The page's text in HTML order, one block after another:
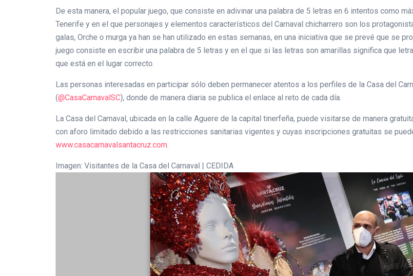
De esta manera, el popular juego, que consiste en adivinar una palabra de 5 letras en 6 intentos como
Tenerife y en el que personajes y elementos característicos del Carnaval chicharrero son los
galas, Orche o murga ya han se han utilizado en estas semanas, en una iniciativa que se prevé que se
juego consiste en escribir una palabra de 5 letras y en el que si las letras son amarillas significa que
que está en el lugar correcto.
Las personas interesadas en participar sólo deben permanecer atentos a los perfiles de la Casa del
(@CasaCarnavalSC), donde de manera diaria se publica el enlace al reto de cada día.
La Casa del Carnaval, ubicada en la calle Aguere de la capital tinerfeña, puede visitarse de manera
con aforo limitado debido a las restricciones sanitarias vigentes y cuyas inscripciones gratuitas se
www.casacarnavalsantacruz.com.
Imagen: Visitantes de la Casa del Carnaval | CEDIDA